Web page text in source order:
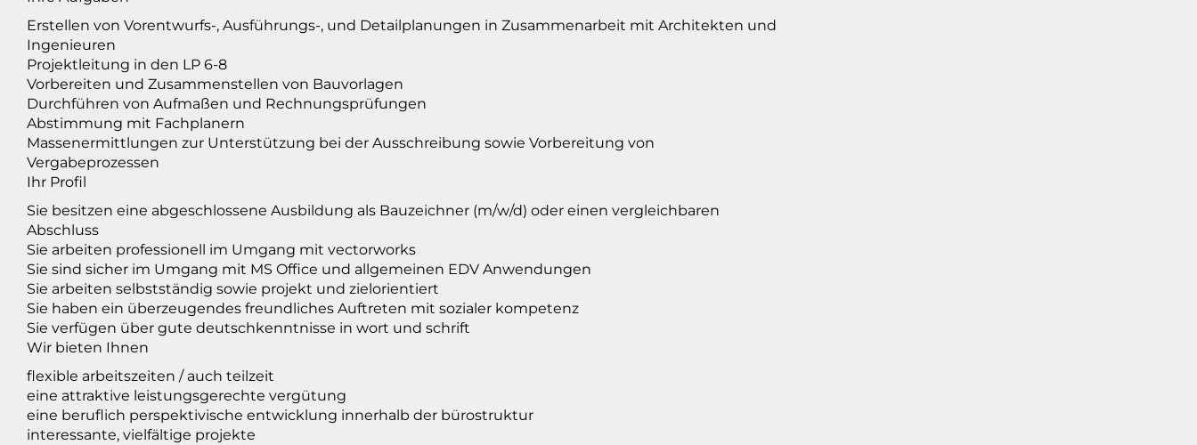
Erstellen von Vorentwurfs-, Ausführungs-, und Detailplanungen in Zusammenarbeit mit Architekten und
Ingenieuren
Projektleitung in den LP 6-8
Vorbereiten und Zusammenstellen von Bauvorlagen
Durchführen von Aufmaßen und Rechnungsprüfungen
Abstimmung mit Fachplanern
Massenermittlungen zur Unterstützung bei der Ausschreibung sowie Vorbereitung von
Vergabeprozessen
Ihr Profil
Sie besitzen eine abgeschlossene Ausbildung als Bauzeichner (m/w/d) oder einen vergleichbaren
Abschluss
Sie arbeiten professionell im Umgang mit vectorworks
Sie sind sicher im Umgang mit MS Office und allgemeinen EDV Anwendungen
Sie arbeiten selbstständig sowie projekt und zielorientiert
Sie haben ein überzeugendes freundliches Auftreten mit sozialer kompetenz
Sie verfügen über gute deutschkenntnisse in wort und schrift
Wir bieten Ihnen
flexible arbeitszeiten / auch teilzeit
eine attraktive leistungsgerechte vergütung
eine beruflich perspektivische entwicklung innerhalb der bürostruktur
interessante, vielfältige projekte